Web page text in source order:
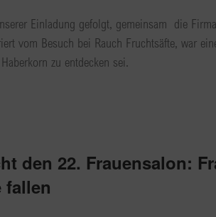
Einladung gefolgt, gemeinsam die
vom Besuch bei Rauch Fruchtsäfte, war
zu entdecken sei.
den 22. Frauensalon:
fallen